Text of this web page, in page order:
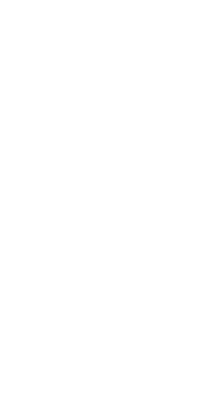
Sguiglia ha incidido
pedido «medidas
tachado al equipo de
los retos que tiene la
«Reconocer una
Entre otras medidas
habitacional,
turísticos de la
de usos turístico; y
cargos políticos
intereses
participación directa